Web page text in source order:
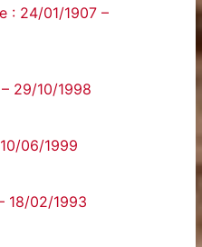
: 24/01/1907 –
29/10/1998
06/1999
18/02/1993